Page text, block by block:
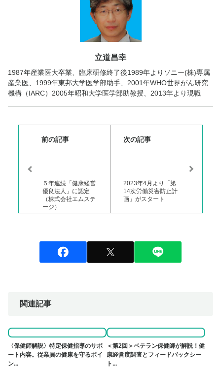
立道昌幸
1987年産業医大卒業、臨床研修終了後1989年よりソニー(株)専属
産業医、1999年東邦大学医学部助手、2001年WHO世界がん研究
機構（IARC）2005年昭和大学医学部助教授、2013年より現職
前の記事
５年連続「健康経営
優良法人」に認定
（株式会社エムステ
ージ）
次の記事
2023年4月より「第
14次労働災害防止計
画」がスタート
関連記事
〈保健師解説〉特定保健指導のサポ
ート内容。従業員の健康を守るポイ
ン...
＜第2回＞ベテラン保健師が解説！健
康経営度調査とフィードバックシー
ト...